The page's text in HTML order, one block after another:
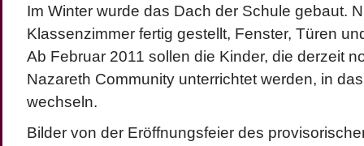
Im Winter wurde das Dach der Schule gebaut.
Klassenzimmer fertig gestellt, Fenster, Türen
Ab Februar 2011 sollen die Kinder, die derzeit
Nazareth Community unterrichtet werden, in
wechseln.
Bilder von der Eröffnungsfeier des